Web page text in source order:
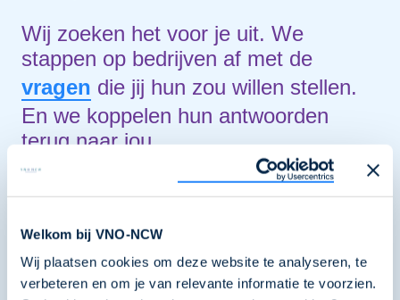
Welkom bij VNO-NCW
Wij plaatsen cookies om deze website te analyseren, te
verbeteren en om je van relevante informatie te voorzien.
Wij zoeken het voor je uit. We
stappen op bedrijven af met de
vragen die jij hun zou willen stellen.
En we koppelen hun antwoorden
terug naar jou.
Van informatieve content en
werknemers en CEO’s tot exclusieve
behind-the-scenesbij bedrijven die
onze economie vormen. Wij doen het